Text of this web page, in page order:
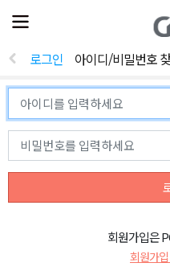
전
체
뉴
열
로그인 아이디/비밀번호
회원가입은
회원가